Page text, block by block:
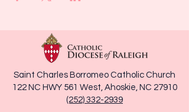
Saint Charles Borromeo Catholic Church
122 NC HWY 561 West, Ahoskie, NC 27910
(252) 332-2939